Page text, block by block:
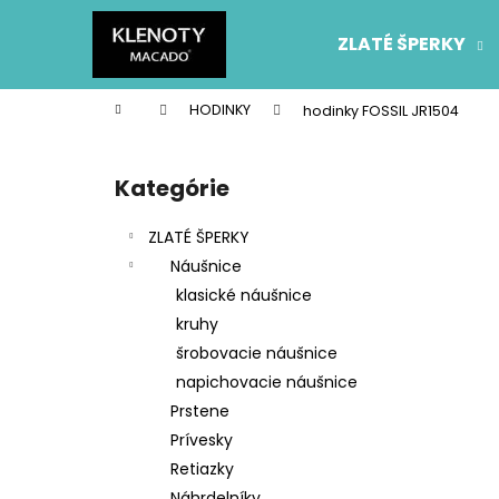
ZLATÉ ŠPERKY
Domov HODINKY hodinky FOSSIL JR1504
Preskočiť
kategórie
Kategórie
ZLATÉ ŠPERKY
Náušnice
klasické náušnice
kruhy
šrobovacie náušnice
napichovacie náušnice
Prstene
Prívesky
Retiazky
í
do
do